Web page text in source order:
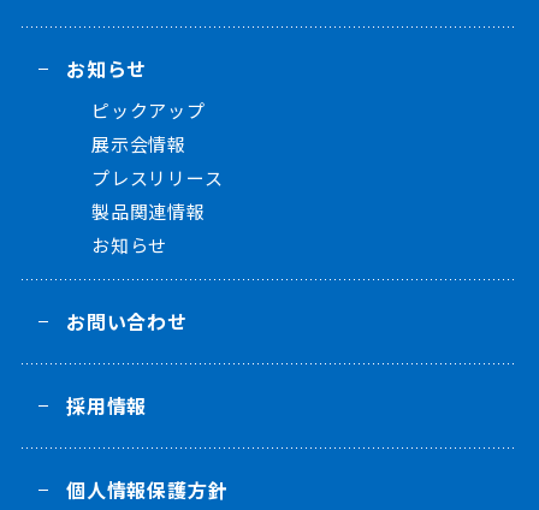
お知らせ
ピックアップ
展示会情報
プレスリリース
製品関連情報
お知らせ
お問い合わせ
採用情報
個人情報保護方針